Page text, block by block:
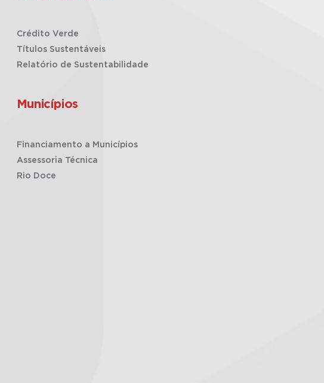
Crédito Verde
Títulos Sustentáveis
Relatório de Sustentabilidade
Municípios
Financiamento a Municípios
Assessoria Técnica
Rio Doce